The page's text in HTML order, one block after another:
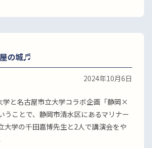
の城♬
2024年10月6日
学と名古屋市立大学コラボ企画「静岡×
うことで、静岡市清水区にあるマリナー
大学の千田嘉博先生と2人で講演会をや